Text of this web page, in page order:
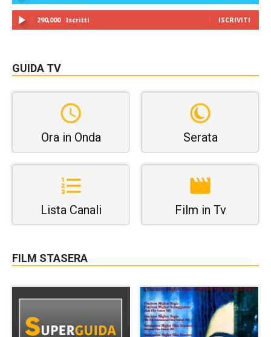
290,000 Iscritti ISCRIVITI
GUIDA TV
Ora in Onda Serata
Lista Canali Film in Tv
FILM STASERA